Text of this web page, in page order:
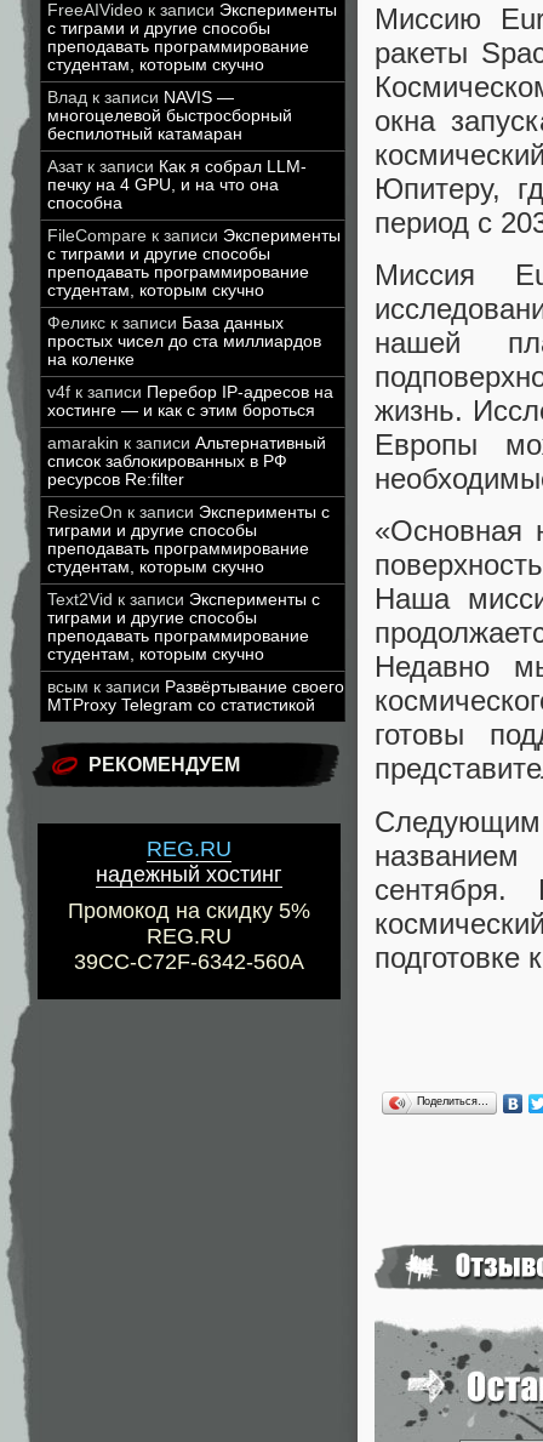
FreeAIVideo к записи Эксперименты
с тиграми и другие способы
преподавать программирование
студентам, которым скучно
Влад к записи NAVIS —
многоцелевой быстросборный
беспилотный катамаран
Азатк записи Как я собрал LLM-
печку на 4 GPU, и на что она
способна
FileCompare к записи Эксперименты
с тиграми и другие способы
преподавать программирование
студентам, которым скучно
Феликс к записи База данных
простых чисел до ста миллиардов
на коленке
v4f к записи Перебор IP-адресов на
хостинге — и как с этим бороться
amarakin к записи Альтернативный
список заблокированных в РФ
ресурсов Re:filter
ResizeOn к записи Эксперименты с
тиграми и другие способы
преподавать программирование
студентам, которым скучно
Text2Vid к записи Эксперименты с
тиграми и другие способы
преподавать программирование
студентам, которым скучно
всым к записи Развёртывание своего
MTProxy Telegram со статистикой
РЕКОМЕНДУЕМ
REG.RU
надежный хостинг
Промокод на скидку 5%
REG.RU
39CC-C72F-6342-560A
Миссию
ракеты
окна
Юпитеру,
период с
Миссия
нашей
жизнь.
Европы
«Основная
Наша
Недавно
готовы
подготовке
Поделиться…